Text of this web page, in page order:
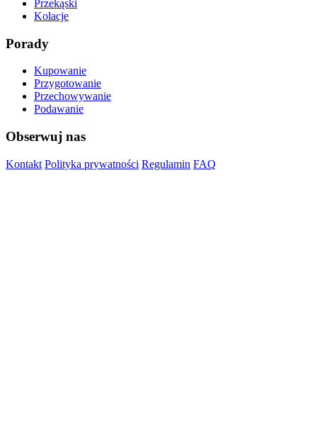
Przekąski
Kolacje
Porady
Kupowanie
Przygotowanie
Przechowywanie
Podawanie
Obserwuj nas
Kontakt Polityka prywatności Regulamin FAQ